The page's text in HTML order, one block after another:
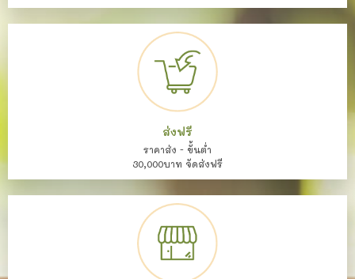
ส่งฟรี
ราคาส่ง - ขั้นต่ำ
30,000บาท จัดส่งฟรี